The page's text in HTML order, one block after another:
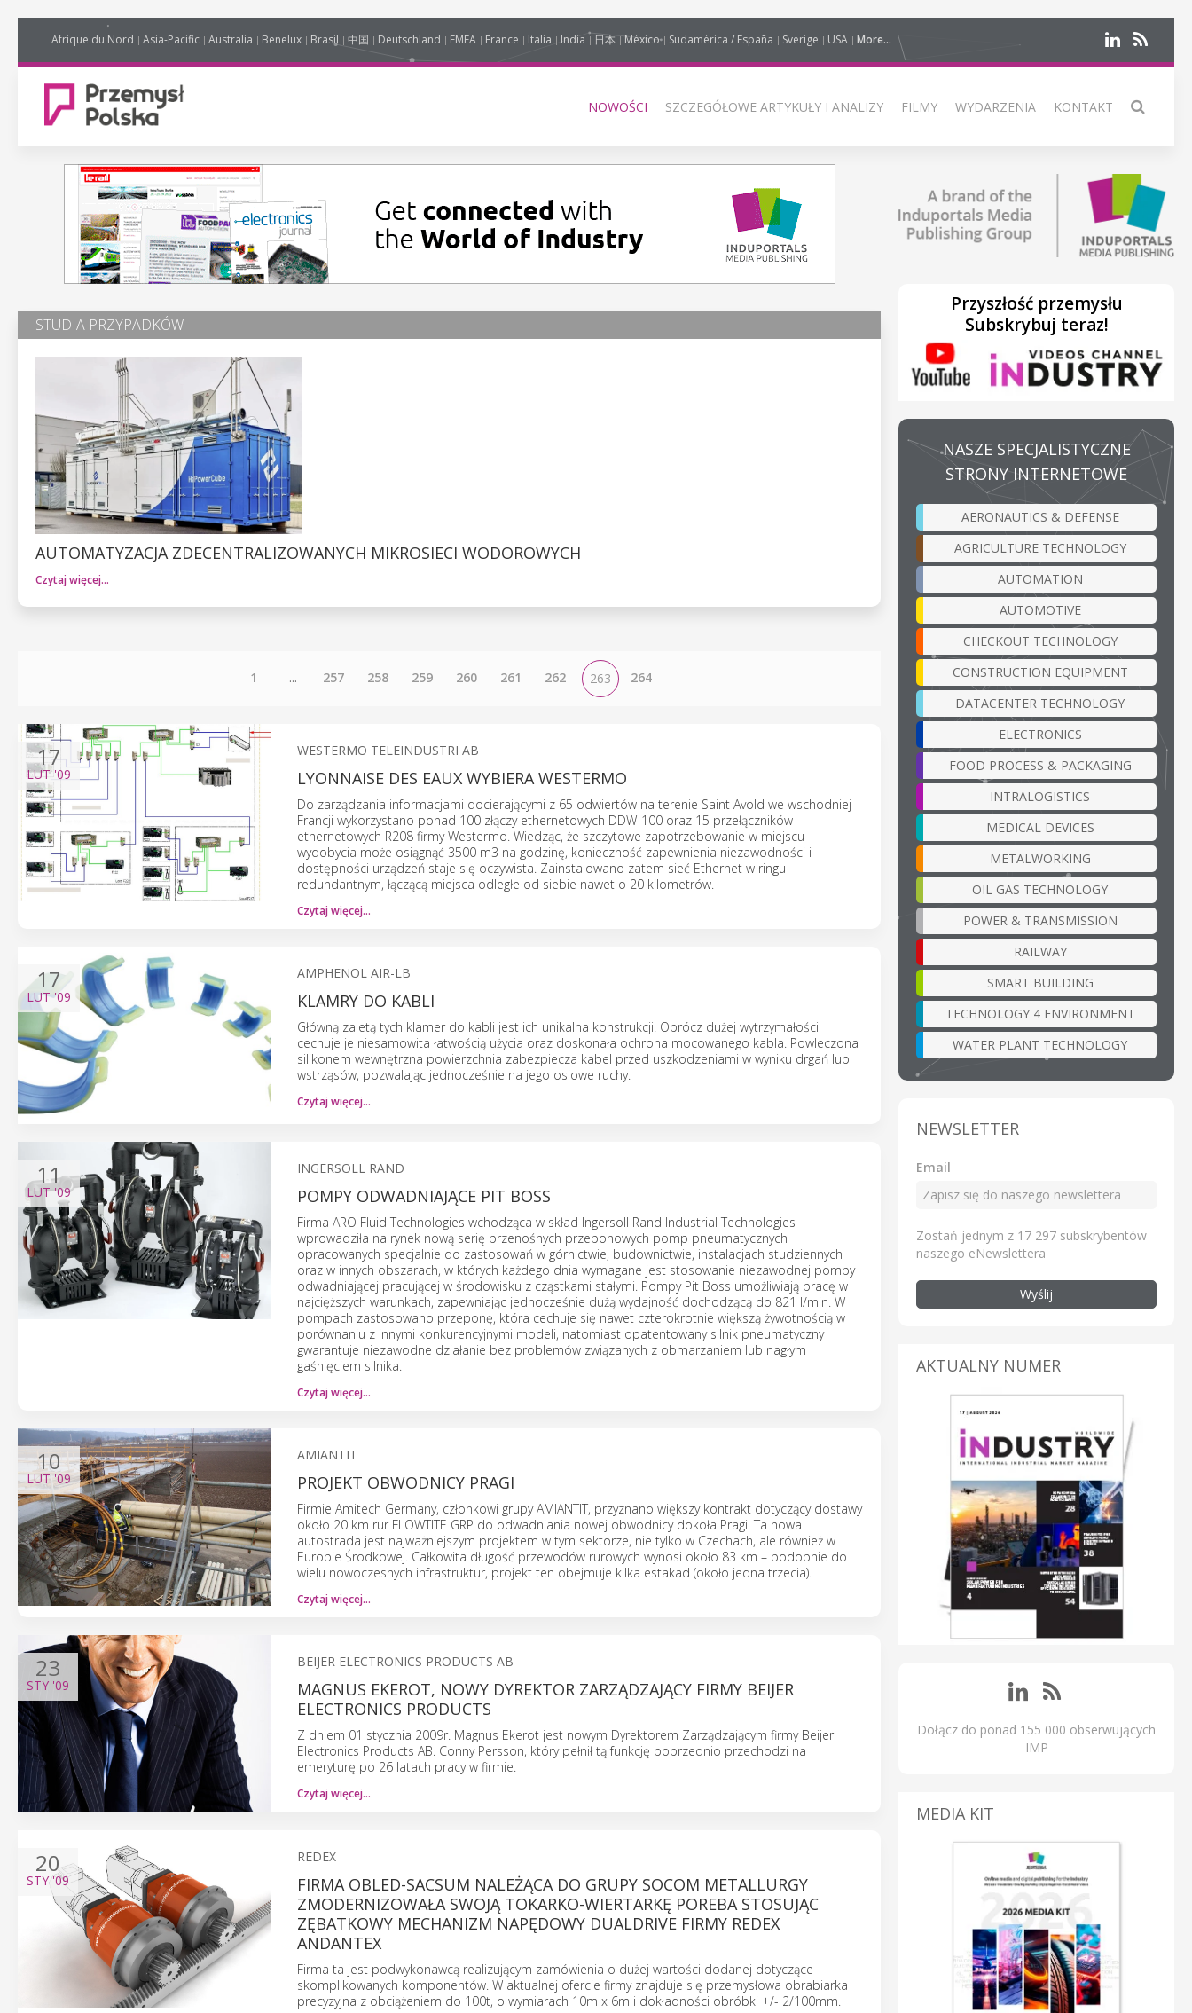
Afrique du Nord Asia-Pacific Australia Benelux Brasil 中国 Deutschland EMEA France Italia India 日本 México Sudamérica / España Sverige USA More...
NOWOŚCI SZCZEGÓŁOWE ARTYKUŁY I ANALIZY FILMY WYDARZENIA KONTAKT
STUDIA PRZYPADKÓW
AUTOMATYZACJA ZDECENTRALIZOWANYCH MIKROSIECI WODOROWYCH
Czytaj więcej…
1 ... 257 258 259 260 261 262 263 264
17
LUT'09
WESTERMO TELEINDUSTRI AB
LYONNAISE DES EAUX WYBIERA WESTERMO
Do zarządzania informacjami docierającymi z 65 odwiertów na terenie Saint Avold we wschodniej
Francji wykorzystano ponad 100 złączy ethernetowych DDW-100 oraz 15 przełączników
ethernetowych R208 firmy Westermo. Wiedząc, że szczytowe zapotrzebowanie w miejscu
wydobycia może osiągnąć 3500 m3 na godzinę, konieczność zapewnienia niezawodności i
dostępności urządzeń staje się oczywista. Zainstalowano zatem sieć Ethernet w ringu
redundantnym, łączącą miejsca odległe od siebie nawet o 20 kilometrów.
Czytaj więcej…
17
LUT'09
AMPHENOL AIR-LB
KLAMRY DO KABLI
Główną zaletą tych klamer do kabli jest ich unikalna konstrukcji. Oprócz dużej wytrzymałości
cechuje je niesamowita łatwością użycia oraz doskonała ochrona mocowanego kabla. Powleczona
silikonem wewnętrzna powierzchnia zabezpiecza kabel przed uszkodzeniami w wyniku drgań lub
wstrząsów, pozwalając jednocześnie na jego osiowe ruchy.
Czytaj więcej…
11
LUT'09
INGERSOLL RAND
POMPY ODWADNIAJĄCE PIT BOSS
Firma ARO Fluid Technologies wchodząca w skład Ingersoll Rand Industrial Technologies
wprowadziła na rynek nową serię przenośnych przeponowych pomp pneumatycznych
opracowanych specjalnie do zastosowań w górnictwie, budownictwie, instalacjach studziennych
oraz w innych obszarach, w których każdego dnia wymagane jest stosowanie niezawodnej pompy
odwadniającej pracującej w środowisku z cząstkami stałymi. Pompy Pit Boss umożliwiają pracę w
najcięższych warunkach, zapewniając jednocześnie dużą wydajność dochodzącą do 821 l/min. W
pompach zastosowano przeponę, która cechuje się nawet czterokrotnie większą żywotnością w
porównaniu z innymi konkurencyjnymi modeli, natomiast opatentowany silnik pneumatyczny
gwarantuje niezawodne działanie bez problemów związanych z obmarzaniem lub nagłym
gaśnięciem silnika.
Czytaj więcej…
10
LUT'09
AMIANTIT
PROJEKT OBWODNICY PRAGI
Firmie Amitech Germany, członkowi grupy AMIANTIT, przyznano większy kontrakt dotyczący dostawy
około 20 km rur FLOWTITE GRP do odwadniania nowej obwodnicy dokoła Pragi. Ta nowa
autostrada jest najważniejszym projektem w tym sektorze, nie tylko w Czechach, ale również w
Europie Środkowej. Całkowita długość przewodów rurowych wynosi około 83 km – podobnie do
wielu nowoczesnych infrastruktur, projekt ten obejmuje kilka estakad (około jedna trzecia).
Czytaj więcej…
23
STY '09
BEIJER ELECTRONICS PRODUCTS AB
MAGNUS EKEROT, NOWY DYREKTOR ZARZĄDZAJĄCY FIRMY BEIJER
ELECTRONICS PRODUCTS
Z dniem 01 stycznia 2009r. Magnus Ekerot jest nowym Dyrektorem Zarządzającym firmy Beijer
Electronics Products AB. Conny Persson, który pełnił tą funkcję poprzednio przechodzi na
emeryturę po 26 latach pracy w firmie.
Czytaj więcej…
20
STY'09
REDEX
FIRMA OBLED-SACSUM NALEŻĄCA DO GRUPY SOCOM METALLURGY
ZMODERNIZOWAŁA SWOJĄ TOKARKO-WIERTARKĘ POREBA STOSUJĄC
ZĘBATKOWY MECHANIZM NAPĘDOWY DUALDRIVE FIRMY REDEX
ANDANTEX
Firma ta jest podwykonawcą realizującym zamówienia o dużej wartości dodanej dotyczące
skomplikowanych komponentów. W aktualnej ofercie firmy znajduje się przemysłowa obrabiarka
precyzyjna z obciążeniem do 100t, o wymiarach 10m x 6m i dokładności obróbki +/- 2/100mm.
Przyszłość przemysłu
Subskrybuj teraz!
NASZE SPECJALISTYCZNE
STRONY INTERNETOWE
AERONAUTICS & DEFENSE
AGRICULTURE TECHNOLOGY
AUTOMATION
AUTOMOTIVE
CHECKOUT TECHNOLOGY
CONSTRUCTION EQUIPMENT
DATACENTER TECHNOLOGY
ELECTRONICS
FOOD PROCESS & PACKAGING
INTRALOGISTICS
MEDICAL DEVICES
METALWORKING
OIL GAS TECHNOLOGY
POWER & TRANSMISSION
RAILWAY
SMART BUILDING
TECHNOLOGY 4 ENVIRONMENT
WATER PLANT TECHNOLOGY
NEWSLETTER
Email
Zostań jednym z 17 297 subskrybentów
naszego eNewslettera
Wyślij
AKTUALNY NUMER
Dołącz do ponad 155 000 obserwujących
IMP
MEDIA KIT